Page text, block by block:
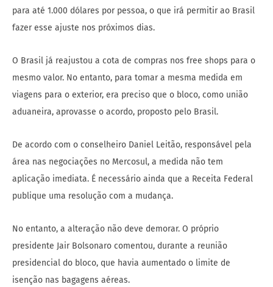
para até 1.000 dólares por pessoa, o que irá permitir ao Brasil
fazer esse ajuste nos próximos dias.
O Brasil já reajustou a cota de compras nos free shops para o
mesmo valor. No entanto, para tomar a mesma medida em
viagens para o exterior, era preciso que o bloco, como união
aduaneira, aprovasse o acordo, proposto pelo Brasil.
De acordo com o conselheiro Daniel Leitão, responsável pela
área nas negociações no Mercosul, a medida não tem
aplicação imediata. É necessário ainda que a Receita Federal
publique uma resolução com a mudança.
No entanto, a alteração não deve demorar. O próprio
presidente Jair Bolsonaro comentou, durante a reunião
presidencial do bloco, que havia aumentado o limite de
isenção nas bagagens aéreas.